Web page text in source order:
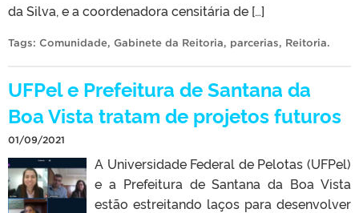
da Silva, e a coordenadora censitária de […]
Tags: Comunidade, Gabinete da Reitoria, parcerias, Reitoria.
UFPel e Prefeitura de Santana da
Boa Vista tratam de projetos futuros
01/09/2021
A Universidade Federal de Pelotas (UFPel)
e a Prefeitura de Santana da Boa Vista
estão estreitando laços para desenvolver